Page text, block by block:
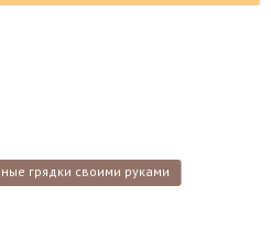
грядки своими руками